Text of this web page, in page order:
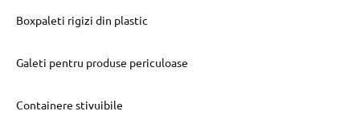
Boxpaleti rigizi din plastic
Galeti pentru produse periculoase
Containere stivuibile